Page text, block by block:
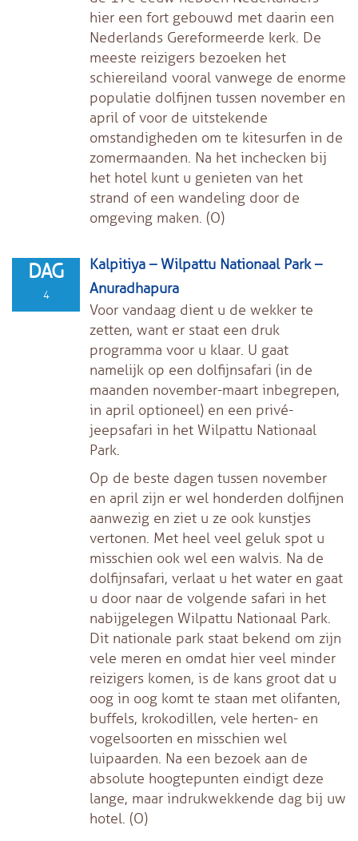
hier een fort gebouwd met daarin een
Nederlands Gereformeerde kerk. De
meeste reizigers bezoeken het
schiereiland vooral vanwege de enorme
populatie dolfijnen tussen november en
april of voor de uitstekende
omstandigheden om te kitesurfen in de
zomermaanden. Na het inchecken bij
het hotel kunt u genieten van het
strand of een wandeling door de
omgeving maken. (O)
DAG
4
Kalpitiya – Wilpattu Nationaal Park –
Anuradhapura
Voor vandaag dient u de wekker te
zetten, want er staat een druk
programma voor u klaar. U gaat
namelijk op een dolfijnsafari (in de
maanden november-maart inbegrepen,
in april optioneel) en een privé-
jeepsafari in het Wilpattu Nationaal
Park.
Op de beste dagen tussen november
en april zijn er wel honderden dolfijnen
aanwezig en ziet u ze ook kunstjes
vertonen. Met heel veel geluk spot u
misschien ook wel een walvis. Na de
dolfijnsafari, verlaat u het water en gaat
u door naar de volgende safari in het
nabijgelegen Wilpattu Nationaal Park.
Dit nationale park staat bekend om zijn
vele meren en omdat hier veel minder
reizigers komen, is de kans groot dat u
oog in oog komt te staan met olifanten,
buffels, krokodillen, vele herten- en
vogelsoorten en misschien wel
luipaarden. Na een bezoek aan de
absolute hoogtepunten eindigt deze
lange, maar indrukwekkende dag bij uw
hotel. (O)